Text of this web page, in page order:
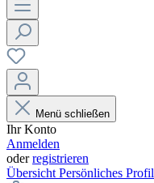
Menü schließen
Ihr Konto
Anmelden
oderregistrieren
Übersicht Persönliches Profil